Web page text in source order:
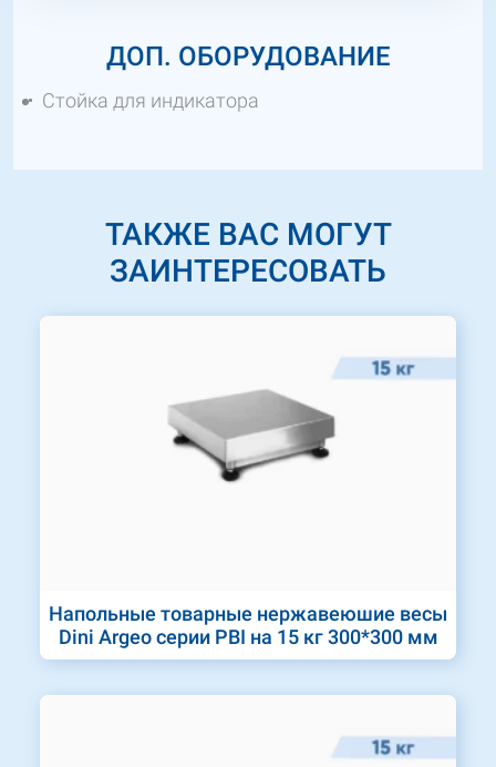
ДОП. ОБОРУДОВАНИЕ
Стойка для индикатора
ТАКЖЕ ВАС МОГУТ
ЗАИНТЕРЕСОВАТЬ
Напольные товарные нержавеюшие весы
Dini Argeo серии PBI на 15 кг 300*300 мм